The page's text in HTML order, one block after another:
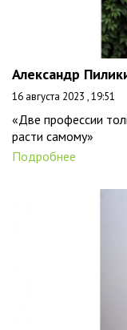
Александр
16 августа 2023 , 19:51
«Две профессии
расти самому»
Подробнее